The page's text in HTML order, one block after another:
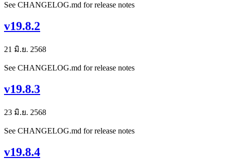
See CHANGELOG.md for release notes
v19.8.2
21 มิ.ย. 2568
See CHANGELOG.md for release notes
v19.8.3
23 มิ.ย. 2568
See CHANGELOG.md for release notes
v19.8.4